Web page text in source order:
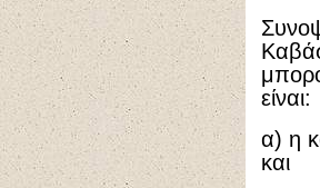
είναι:
α) η
και